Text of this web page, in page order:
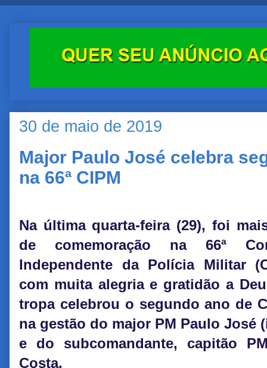
30 de maio de 2019
Major Paulo José celebra
na 66ª CIPM
Na última quarta-feira (29), foi
de comemoração na 66ª
Independente da Polícia Militar
com muita alegria e gratidão a
tropa celebrou o segundo ano de
na gestão do major PM Paulo José
e do subcomandante, capitão
Costa.